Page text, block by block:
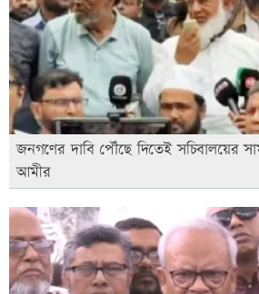
জনগণের দাবি পৌঁছে দিতেই সচিবালয়ের
আমীর